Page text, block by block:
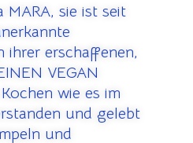
MARA, sie ist seit
ihrer erschaffenen,
VEGAN
wie es im
und gelebt
und